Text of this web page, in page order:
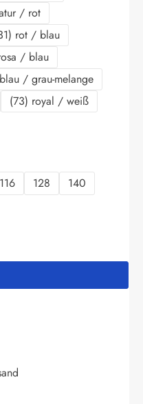
/ rot
rot / blau
/ blau
/ grau-melange
(73) royal / weiß
116 128
140
Wert ein